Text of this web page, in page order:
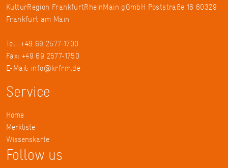
KulturRegion FrankfurtRheinMain gGmbH Poststraße 16 60329
Frankfurt am Main
Tel.: +49 69 2577-1700
Fax: +49 69 2577-1750
E-Mail: info@krfrm.de
Service
Home
Merkliste
Wissenskarte
Follow us